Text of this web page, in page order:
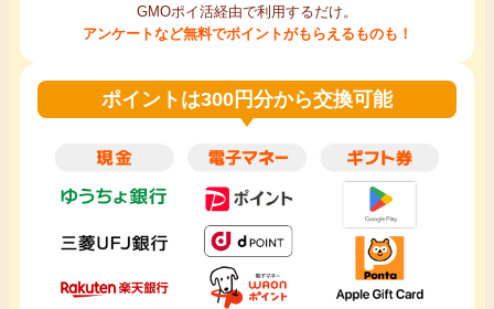
GMOポイ活経由で利用するだけ。
アンケートなど無料でポイントがもらえるものも！
ポイントは300円分から交換可能